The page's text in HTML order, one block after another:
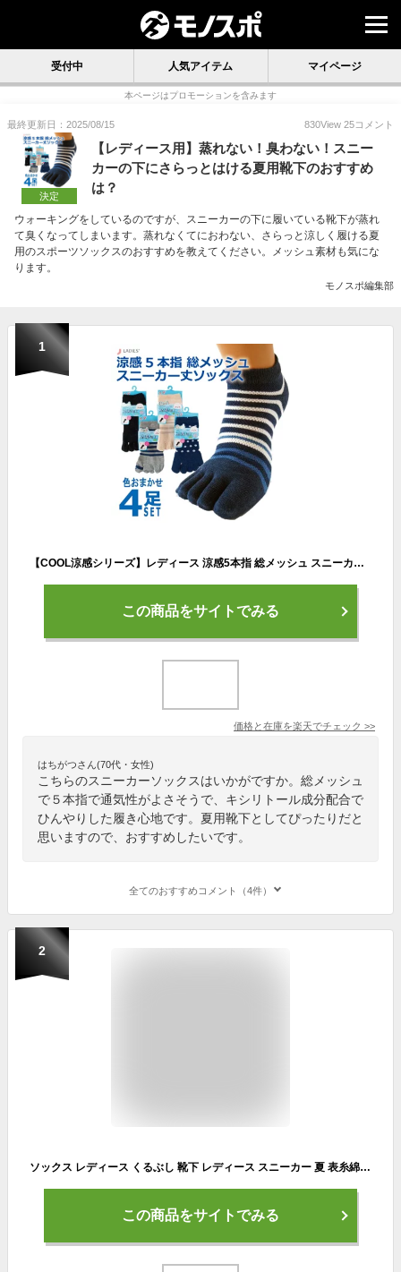
受付中 人気アイテム マイページ
本ページはプロモーションを含みます
最終更新日：2025/08/15 830View 25コメント
決定
【レディース用】蒸れない！臭わない！スニー
カーの下にさらっとはける夏用靴下のおすすめ
は？
ウォーキングをしているのですが、スニーカーの下に履いている靴下が蒸れ
て臭くなってしまいます。蒸れなくてにおわない、さらっと涼しく履ける夏
用のスポーツソックスのおすすめを教えてください。メッシュ素材も気にな
ります。
モノスポ編集部
1
【COOL涼感シリーズ】レディース 涼感5本指 総メッシュ スニーカー丈ソックス 色おまかせ4足セット 涼しい 夏用 冷感 生地
この商品をサイトでみる
価格と在庫を楽天でチェック >>
はちがつさん(70代・女性)
こちらのスニーカーソックスはいかがですか。総メッシュ
で５本指で通気性がよさそうで、キシリトール成分配合で
ひんやりした履き心地です。夏用靴下としてぴったりだと
思いますので、おすすめしたいです。
全てのおすすめコメント（4件）
2
ソックス レディース くるぶし 靴下 レディース スニーカー 夏 表糸綿100% メッシュ 薄手 春 夏用 5足セット
この商品をサイトでみる